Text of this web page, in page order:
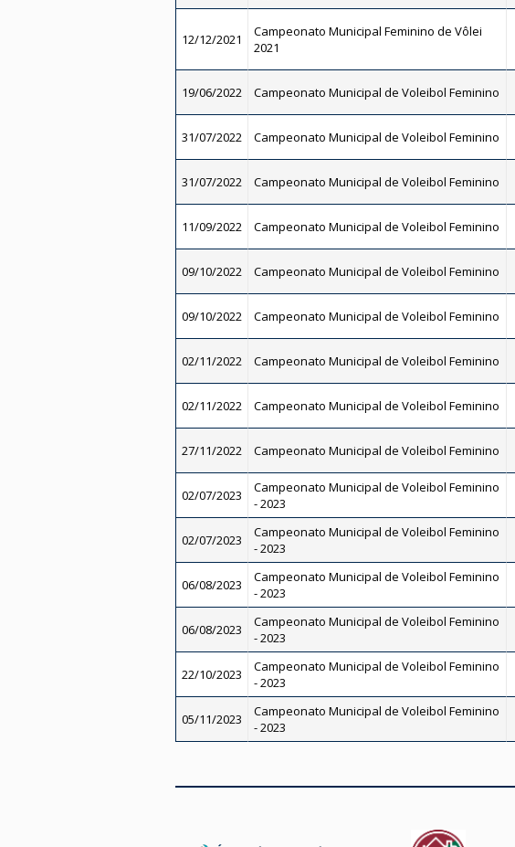
12/12/2021
Campeonato Municipal Feminino de Vôlei
2021
19/06/2022 Campeonato Municipal de Voleibol Feminino
31/07/2022 Campeonato Municipal de Voleibol Feminino
31/07/2022 Campeonato Municipal de Voleibol Feminino
11/09/2022 Campeonato Municipal de Voleibol Feminino
09/10/2022 Campeonato Municipal de Voleibol Feminino
09/10/2022 Campeonato Municipal de Voleibol Feminino
02/11/2022 Campeonato Municipal de Voleibol Feminino
02/11/2022 Campeonato Municipal de Voleibol Feminino
27/11/2022 Campeonato Municipal de Voleibol Feminino
02/07/2023
Campeonato Municipal de Voleibol Feminino
- 2023
02/07/2023
Campeonato Municipal de Voleibol Feminino
- 2023
06/08/2023
Campeonato Municipal de Voleibol Feminino
- 2023
06/08/2023
Campeonato Municipal de Voleibol Feminino
- 2023
22/10/2023
Campeonato Municipal de Voleibol Feminino
- 2023
05/11/2023
Campeonato Municipal de Voleibol Feminino
- 2023